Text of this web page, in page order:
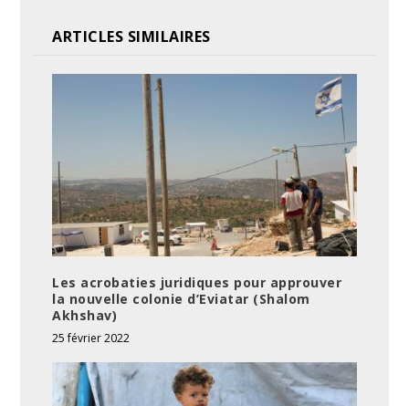
ARTICLES SIMILAIRES
Les acrobaties juridiques pour approuver
la nouvelle colonie d’Eviatar (Shalom
Akhshav)
25 février 2022